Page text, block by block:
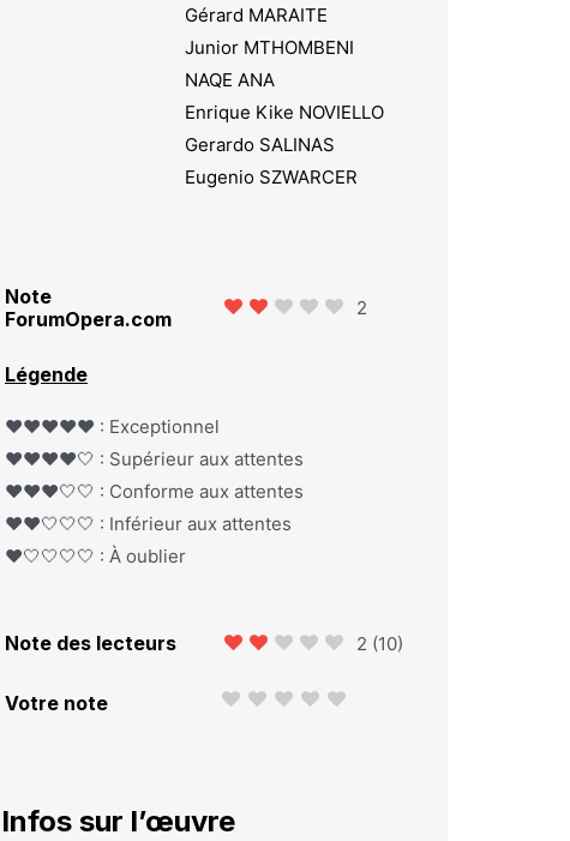
Gérard MARAITE
Junior MTHOMBENI
NAQE ANA
Enrique Kike NOVIELLO
Gerardo SALINAS
Eugenio SZWARCER
Note
ForumOpera.com
2
Légende
❤️❤️❤️❤️❤️ : Exceptionnel
❤️❤️❤️❤️🤍 : Supérieur aux attentes
❤️❤️❤️🤍🤍 : Conforme aux attentes
❤️❤️🤍🤍🤍 : Inférieur aux attentes
❤️🤍🤍🤍🤍 : À oublier
Note des lecteurs 2 (10)
Votre note
Infos sur l’œuvre